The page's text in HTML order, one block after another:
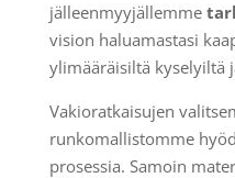
jälleenmyyjällemme
vision haluamastasi
ylimääräisiltä kyselyiltä
Vakioratkaisujen
runkomallistomme
prosessia. Samoin